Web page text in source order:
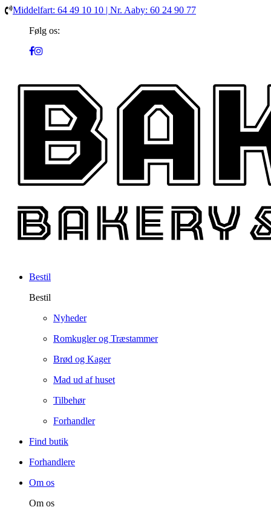
Middelfart: 64 49 10 10 | Nr. Aaby: 60 24 90 77
Følg os:
Bestil
Bestil
Nyheder
Romkugler og Træstammer
Brød og Kager
Mad ud af huset
Tilbehør
Forhandler
Find butik
Forhandlere
Om os
Om os